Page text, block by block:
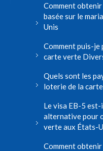
Comment
basée sur le
Unis
Comment puis-
carte verte
Quels sont les
loterie de la
Le visa EB-5
alternative pour
verte aux États-
Comment